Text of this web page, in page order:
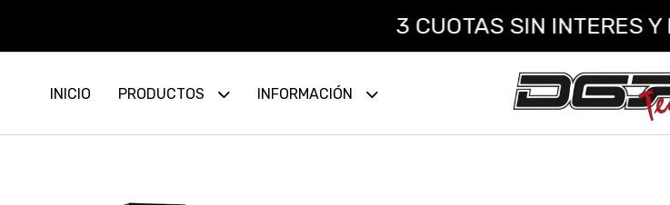
3 CUOTAS SIN INTERES Y
INICIO PRODUCTOS INFORMACIÓN